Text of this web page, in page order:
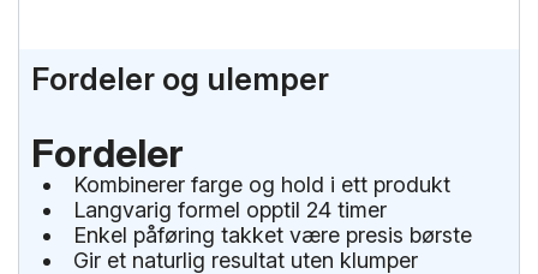
Fordeler og ulemper
Fordeler
Kombinerer farge og hold i ett produkt
Langvarig formel opptil 24 timer
Enkel påføring takket være presis børste
Gir et naturlig resultat uten klumper